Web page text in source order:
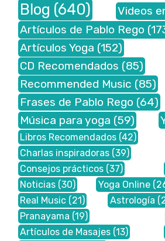
Blog (640) Videos
Artículos de Pablo Rego
Artículos Yoga (152)
CD Recomendados (85)
Recommended Music (85)
Frases de Pablo Rego (64)
Música para yoga (59)
Libros Recomendados (42)
Charlas inspiradoras (39)
Consejos prácticos (37)
Noticias (30) Yoga Online
Real Music (21) Astrología
Pranayama (19)
Artículos de Masajes (13)